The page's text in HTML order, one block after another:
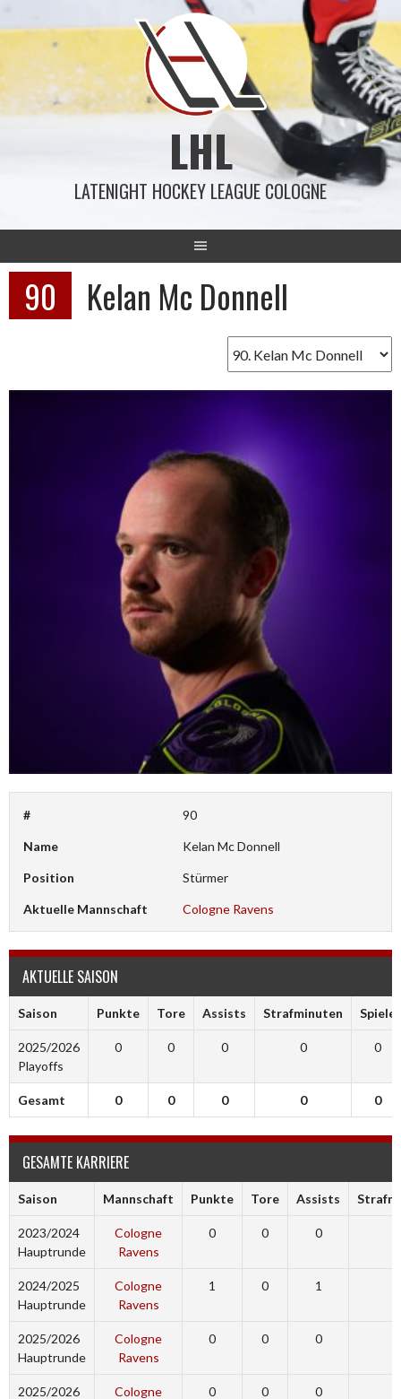
zum
LHL
LATENIGHT HOCKEY LEAGUE COLOGNE
90 Kelan Mc Donnell
# 90
Name Kelan Mc Donnell
Position Stürmer
Aktuelle Mannschaft Cologne Ravens
AKTUELLE SAISON
Saison Punkte Tore Assists Strafminuten Spiele
2025/2026
Playoffs
0 0 0 0 0
Gesamt 0 0 0 0 0
GESAMTE KARRIERE
Saison Mannschaft Punkte Tore Assists
2023/2024
Hauptrunde
Cologne
Ravens
0 0 0
2024/2025
Hauptrunde
Cologne
Ravens
1 0 1
2025/2026
Hauptrunde
Cologne
Ravens
0 0 0
2025/2026
Cologne
0 0 0